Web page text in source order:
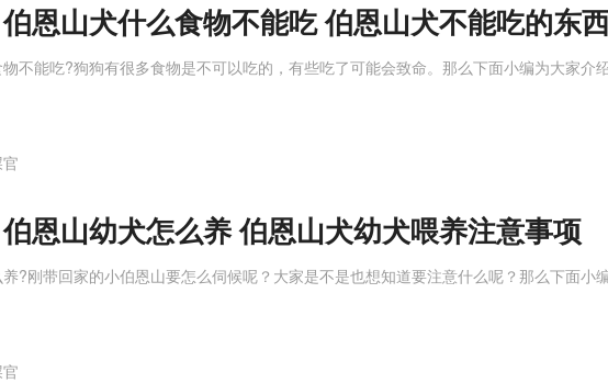
伯恩山犬什么食物不能吃 伯恩山犬不能吃的东
不能吃?狗狗有很多食物是不可以吃的，有些吃了可能会致命。那么下面小编为大家介
伯恩山幼犬怎么养 伯恩山犬幼犬喂养注意事项
?刚带回家的小伯恩山要怎么伺候呢？大家是不是也想知道要注意什么呢？那么下面小